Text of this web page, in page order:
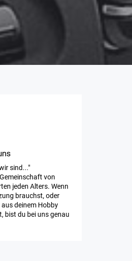
sind..."
von
jeden Alters. Wenn
brauchst, oder
deinem Hobby
bist du bei uns genau